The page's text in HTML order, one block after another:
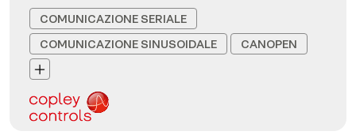
COMUNICAZIONE SERIALE
COMUNICAZIONE SINUSOIDALE
CANOPEN